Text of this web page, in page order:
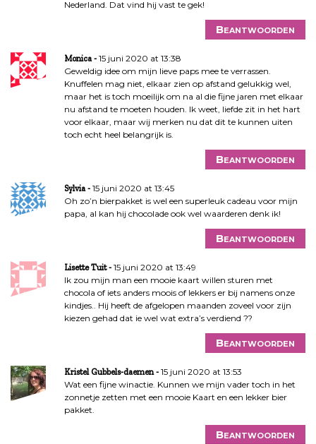
Nederland. Dat vind hij vast te gek!
Beantwoorden
Monica
15 juni 2020 at 13:38
Geweldig idee om mijn lieve paps mee te verrassen.
Knuffelen mag niet, elkaar zien op afstand gelukkig wel,
maar het is toch moeilijk om na al die fijne jaren met elkaar
nu afstand te moeten houden. Ik weet, liefde zit in het hart
voor elkaar, maar wij merken nu dat dit te kunnen uiten
toch echt heel belangrijk is.
Beantwoorden
Sylvia
15 juni 2020 at 13:45
Oh zo’n bierpakket is wel een superleuk cadeau voor mijn
papa, al kan hij chocolade ook wel waarderen denk ik!
Beantwoorden
Lisette Tuit
15 juni 2020 at 13:49
Ik zou mijn man een mooie kaart willen sturen met
chocola of iets anders moois of lekkers er bij namens onze
kindjes.. Hij heeft de afgelopen maanden zoveel voor zijn
kiezen gehad dat ie wel wat extra’s verdiend ??
Beantwoorden
Kristel Gubbels-daemen
15 juni 2020 at 13:53
Wat een fijne winactie. Kunnen we mijn vader toch in het
zonnetje zetten met een mooie Kaart en een lekker bier
pakket.
Beantwoorden